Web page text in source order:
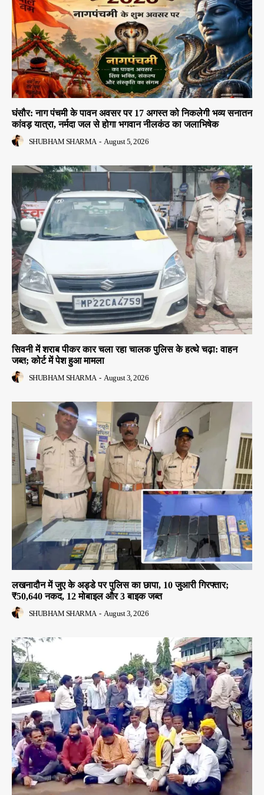
घंसौर: नाग पंचमी के पावन अवसर पर 17 अगस्त को निकलेगी भव्य सनातन
कांवड़ यात्रा, नर्मदा जल से होगा भगवान नीलकंठ का जलाभिषेक
SHUBHAM SHARMA - August 5, 2026
सिवनी में शराब पीकर कार चला रहा चालक पुलिस के हत्थे चढ़ा: वाहन
जब्त; कोर्ट में पेश हुआ मामला
SHUBHAM SHARMA - August 3, 2026
लखनादौन में जुए के अड्डे पर पुलिस का छापा, 10 जुआरी गिरफ्तार;
₹50,640 नकद, 12 मोबाइल और 3 बाइक जब्त
SHUBHAM SHARMA - August 3, 2026